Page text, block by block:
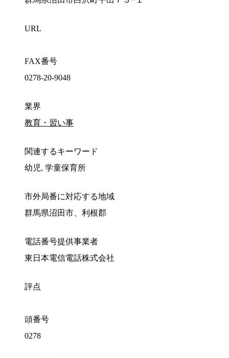
URL
FAX番号
0278-20-9048
業界
教育・習い事
関連するキーワード
幼児, 学童保育所
市外局番に対応する地域
群馬県沼田市、利根郡
電話番号提供事業者
東日本電信電話株式会社
評点
頭番号
0278